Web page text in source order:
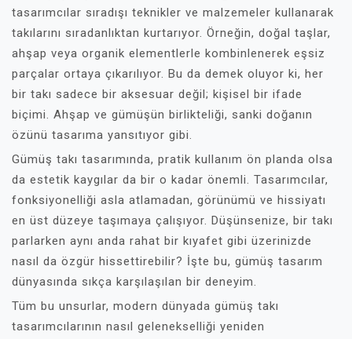
tasarımcılar sıradışı teknikler ve malzemeler kullanarak
takılarını sıradanlıktan kurtarıyor. Örneğin, doğal taşlar,
ahşap veya organik elementlerle kombinlenerek eşsiz
parçalar ortaya çıkarılıyor. Bu da demek oluyor ki, her
bir takı sadece bir aksesuar değil; kişisel bir ifade
biçimi. Ahşap ve gümüşün birlikteliği, sanki doğanın
özünü tasarıma yansıtıyor gibi.
Gümüş takı tasarımında, pratik kullanım ön planda olsa
da estetik kaygılar da bir o kadar önemli. Tasarımcılar,
fonksiyonelliği asla atlamadan, görünümü ve hissiyatı
en üst düzeye taşımaya çalışıyor. Düşünsenize, bir takı
parlarken aynı anda rahat bir kıyafet gibi üzerinizde
nasıl da özgür hissettirebilir? İşte bu, gümüş tasarım
dünyasında sıkça karşılaşılan bir deneyim.
Tüm bu unsurlar, modern dünyada gümüş takı
tasarımcılarının nasıl gelenekselliği yeniden